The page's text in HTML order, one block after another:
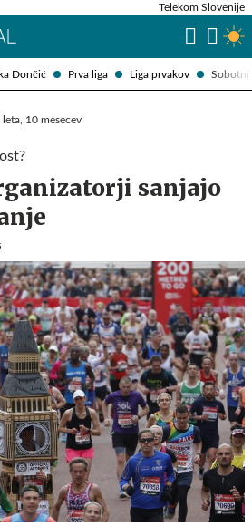
Dončić Prva liga Liga prvakov Sobotni
Telekom Slovenije
leta, 10 mesecev
sanjajo